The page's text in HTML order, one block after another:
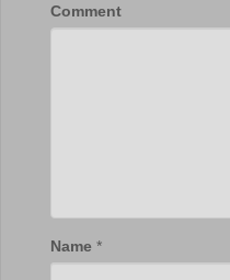
Comment
Name *